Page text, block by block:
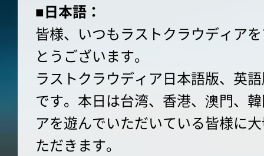
■日本語：
皆様、いつもラストクラウディア
とうございます。
ラストクラウディア日本語版、英
です。本日は台湾、香港、澳門、
アを遊んでいただいている皆様に
ただきます。